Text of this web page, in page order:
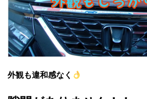
外観も違和感なく